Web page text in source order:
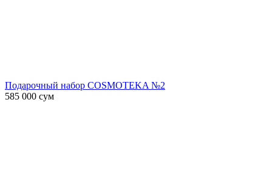
Подарочный набор COSMOTEKA №2
585 000 сум